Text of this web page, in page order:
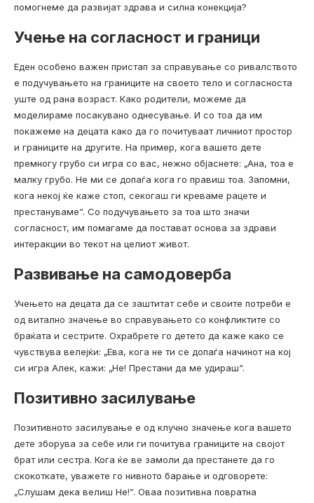
помогнеме да развијат здрава и силна конекција?
Учење на согласност и граници
Еден особено важен пристап за справување со ривалството
е подучувањето на границите на своето тело и согласноста
уште од рана возраст. Како родители, можеме да
моделираме посакувано однесување. И со тоа да им
покажеме на децата како да го почитуваат личниот простор
и границите на другите. На пример, кога вашето дете
премногу грубо си игра со вас, нежно објаснете: „Ана, тоа е
малку грубо. Не ми се допаѓа кога го правиш тоа. Запомни,
кога некој ќе каже стоп, секогаш ги креваме рацете и
престануваме“. Со подучувањето за тоа што значи
согласност, им помагаме да постават основа за здрави
интеракции во текот на целиот живот.
Развивање на самодоверба
Учењето на децата да се заштитат себе и своите потреби е
од витално значење во справувањето со конфликтите со
браќата и сестрите. Охрабрете го детето да каже како се
чувствува велејќи: „Ева, кога не ти се допаѓа начинот на кој
си игра Алек, кажи: „Не! Престани да ме удираш“.
Позитивно засилување
Позитивното засилување е од клучно значење кога вашето
дете зборува за себе или ги почитува границите на својот
брат или сестра. Кога ќе ве замоли да престанете да го
скокоткате, уважете го нивното барање и одговорете:
„Слушам дека велиш Не!”. Оваа позитивна повратна